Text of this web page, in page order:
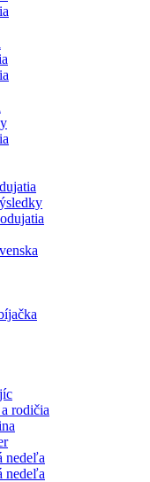
rodičia
nedeľa
nedeľa